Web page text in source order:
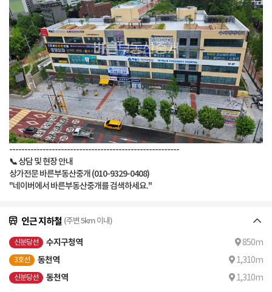
--------------------------------------------------------
📞상담 및 현장 안내
상가전문 바른부동산중개 (010-9329-0408)
"네이버에서 바른부동산중개를 검색하세요."
인근 지하철 (주변 5km 이내)
신분당선 수지구청역 850m
3호선 동천역 1,310m
신분당선 동천역 1,310m